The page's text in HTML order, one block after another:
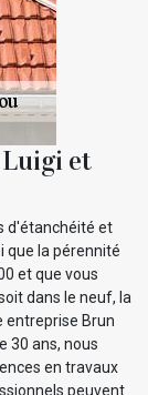
et
d'étanchéité et
que la pérennité
et que vous
dans le neuf, la
entreprise Brun
30 ans, nous
en travaux
peuvent